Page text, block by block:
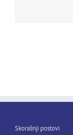
Skorašnji postovi